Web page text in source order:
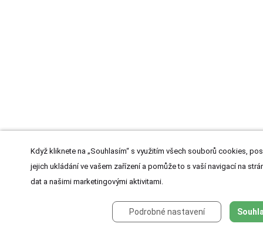
Když kliknete na „Souhlasím“ s využitím všech souborů cookies,
jejich ukládání ve vašem zařízení a pomůže to s vaší navigací na
dat a našimi marketingovými aktivitami.
Podrobné nastavení